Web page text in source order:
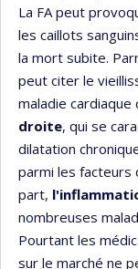
La FA peut
les caillots
la mort subite.
peut citer le
maladie cardiaque
droite, qui se
dilatation
parmi les facteurs
part,
nombreuses
Pourtant les
sur le marché ne